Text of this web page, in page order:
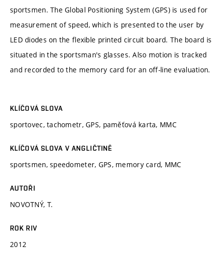
sportsmen. The Global Positioning System (GPS) is used for
measurement of speed, which is presented to the user by
LED diodes on the flexible printed circuit board. The board is
situated in the sportsman's glasses. Also motion is tracked
and recorded to the memory card for an off-line evaluation.
KLÍČOVÁ SLOVA
sportovec, tachometr, GPS, paměťová karta, MMC
KLÍČOVÁ SLOVA V ANGLIČTINĚ
sportsmen, speedometer, GPS, memory card, MMC
AUTOŘI
NOVOTNÝ, T.
ROK RIV
2012